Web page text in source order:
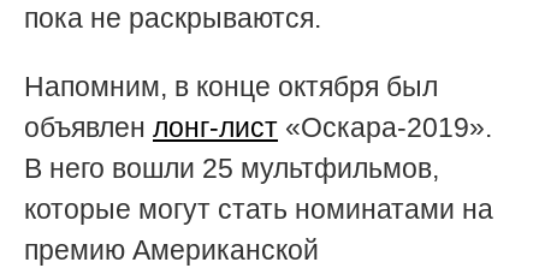
пока не раскрываются.
Напомним, в конце октября был
объявлен лонг-лист «Оскара-2019».
В него вошли 25 мультфильмов,
которые могут стать номинатами на
премию Американской